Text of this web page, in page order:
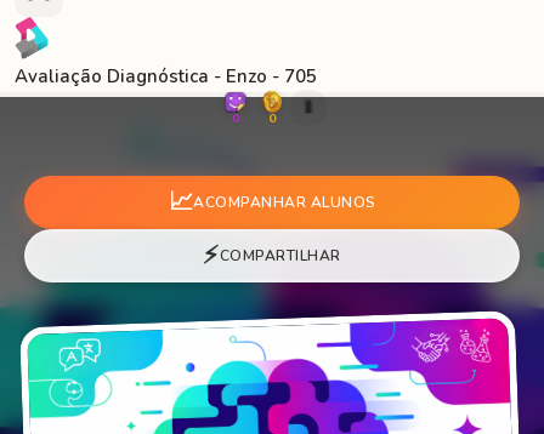
Avaliação Diagnóstica - Enzo - 705
0 0 🐛
📈ACOMPANHAR ALUNOS
⚡COMPARTILHAR